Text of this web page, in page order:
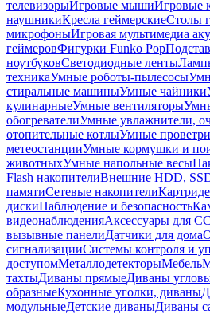
телевизорыИгровые мышиИгровые
наушникиКресла геймерскиеСтолы
микрофоныИгровая мультимедиа
геймеровФигурки Funko Pop
ноутбуковСветодиодные ленты
техникаУмные роботы-пылесосы
стиральные машиныУмные чайники
кулинарныеУмные вентиляторы
обогревателиУмные увлажнители,
отопительные котлыУмные
метеостанцииУмные кормушки и
животныхУмные напольные весы
Flash накопителиВнешние HDD,
памятиСетевые накопители
дискиНаблюдение и безопасность
видеонаблюденияАксессуары для
вызывные панелиДатчики для дома
сигнализацииСистемы контроля и
доступомМеталлодетекторыМебель
тахтыДиваны прямыеДиваны
образныеКухонные уголки, диваны
модульныеДетские диваныДиваны